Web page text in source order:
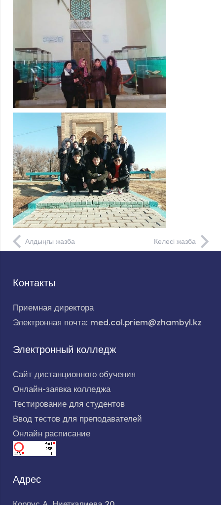
Алдыңғы жазба Келесі жазба
Контакты
Приемная директора
Электронная почта: med.col.priem@zhambyl.kz
Электронный колледж
Сайт дистанционного обучения
Онлайн-заявка колледжа
Тестирование для студентов
Ввод тестов для преподавателей
Онлайн расписание
Адрес